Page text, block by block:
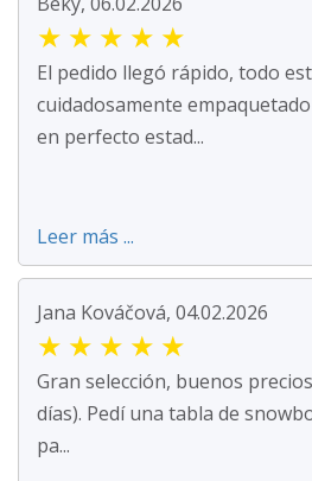
★ ★ ★ ★ ★
El pedido llegó rápido, todo
cuidadosamente
en perfecto estad...
Leer más ...
Jana Kováčová, 04.02.2026
★ ★ ★ ★ ★
Gran selección, buenos
días). Pedí una tabla de
pa...